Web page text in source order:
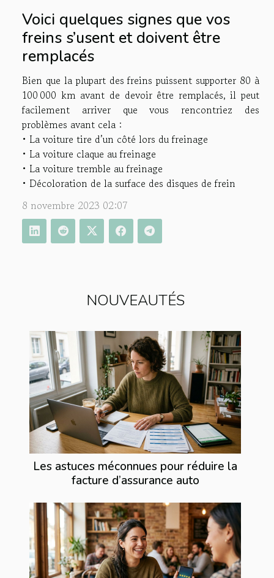
NOUVEAUTÉS
Les astuces méconnues pour réduire la
facture d’assurance auto
Voici quelques signes que vos
freins s’usent et doivent être
remplacés
Bien que la plupart des freins puissent supporter 80 à
100 000 km avant de devoir être remplacés, il peut
facilement arriver que vous rencontriez des
problèmes avant cela :
• La voiture tire d’un côté lors du freinage
• La voiture claque au freinage
• La voiture tremble au freinage
• Décoloration de la surface des disques de frein
8 novembre 2023 02:07